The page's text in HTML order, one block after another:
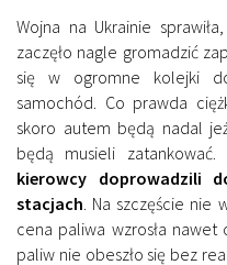
Wojna na Ukrainie
zaczęło nagle gromadzić
się w ogromne kolejki
samochód. Co prawda
skoro autem będą nadal
będą musieli
kierowcy doprowadzili
stacjach . Na szczęście
cena paliwa wzrosła nawet
paliw nie obeszło się bez